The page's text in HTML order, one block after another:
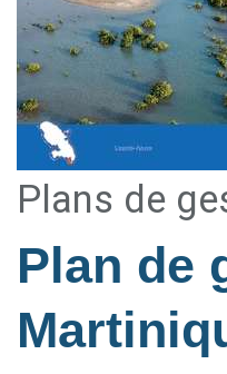
Plans de
Plan de